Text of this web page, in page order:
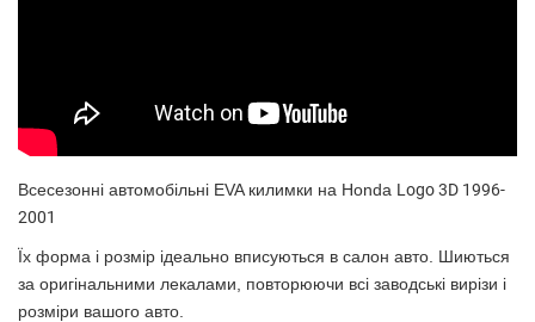
Всесезонні автомобільні EVA килимки на Honda Logo 3D 1996-
2001
Їх форма і розмір ідеально вписуються в салон авто. Шиються
за оригінальними лекалами, повторюючи всі заводські вирізи і
розміри вашого авто.